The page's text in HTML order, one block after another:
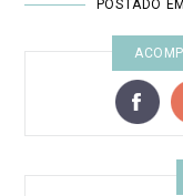
POSTADO